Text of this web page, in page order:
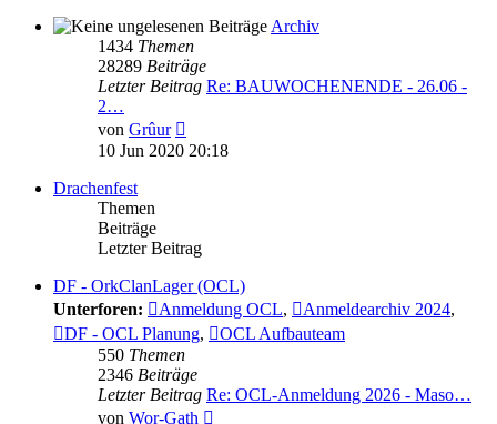
Archiv
1434 Themen
28289 Beiträge
Letzter Beitrag Re: BAUWOCHENENDE - 26.06 -
2…
von Grûur
Beitrag
10 Jun 2020 20:18
Drachenfest
Themen
Beiträge
Letzter Beitrag
DF - OrkClanLager (OCL)
Unterforen:
Anmeldung OCL, Anmeldearchiv 2024,
DF - OCL Planung,
OCL Aufbauteam
550 Themen
2346 Beiträge
Letzter Beitrag Re: OCL-Anmeldung 2026 - Maso…
von Wor-Gath